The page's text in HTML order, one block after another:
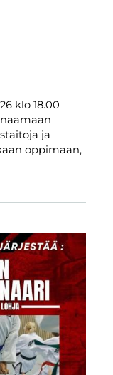
klo 18.00
ja
oppimaan,